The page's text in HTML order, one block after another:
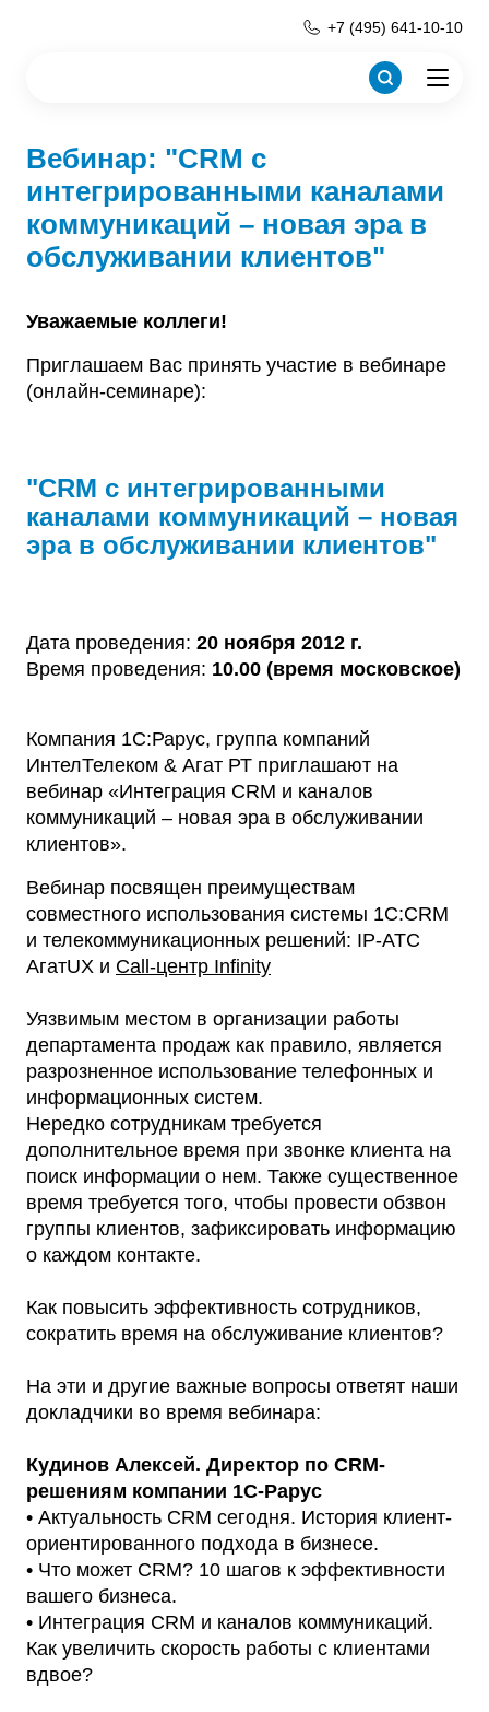
+7 (495) 641-10-10
Вебинар: "CRM с
интегрированными каналами
коммуникаций – новая эра в
обслуживании клиентов"
Уважаемые коллеги!
Приглашаем Вас принять участие в вебинаре
(онлайн-семинаре):
"CRM с интегрированными
каналами коммуникаций – новая
эра в обслуживании клиентов"
Дата проведения: 20 ноября 2012 г.
Время проведения: 10.00 (время московское)
Компания 1C:Рарус, группа компаний
ИнтелТелеком & Агат РТ приглашают на
вебинар «Интеграция CRM и каналов
коммуникаций – новая эра в обслуживании
клиентов».
Вебинар посвящен преимуществам
совместного использования системы 1С:CRM
и телекоммуникационных решений: IP-АТС
АгатUX и Call-центр Infinity
Уязвимым местом в организации работы
департамента продаж как правило, является
разрозненное использование телефонных и
информационных систем.
Нередко сотрудникам требуется
дополнительное время при звонке клиента на
поиск информации о нем. Также существенное
время требуется того, чтобы провести обзвон
группы клиентов, зафиксировать информацию
о каждом контакте.
Как повысить эффективность сотрудников,
сократить время на обслуживание клиентов?
На эти и другие важные вопросы ответят наши
докладчики во время вебинара:
Кудинов Алексей. Директор по CRM-
решениям компании 1C-Рарус
• Актуальность CRM сегодня. История клиент-
ориентированного подхода в бизнесе.
• Что может CRM? 10 шагов к эффективности
вашего бизнеса.
• Интеграция CRM и каналов коммуникаций.
Как увеличить скорость работы с клиентами
вдвое?